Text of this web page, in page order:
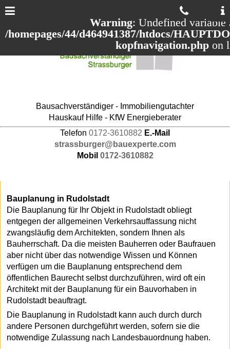
Warning: Undefined variable
/homepages/44/d464941387/htdocs/
kopfnavigation.php on
Bausachverständiger - Immobiliengutachter
Hauskauf Hilfe - KfW Energieberater
Telefon 0172-3610882 E.-Mail
strassburger@bauexperte.com
Mobil 0172-3610882
Bauplanung in Rudolstadt
Die Bauplanung für Ihr Objekt in Rudolstadt obliegt
entgegen der allgemeinen Verkehrsauffassung nicht
zwangsläufig dem Architekten, sondern Ihnen als
Bauherrschaft. Da die meisten Bauherren oder Baufrauen
aber nicht über das notwendige Wissen und Können
verfügen um die Bauplanung entsprechend dem
öffentlichen Baurecht selbst durchzuführen, wird oft ein
Architekt mit der Bauplanung für ein Bauvorhaben in
Rudolstadt beauftragt.
Die Bauplanung in Rudolstadt kann auch durch durch
andere Personen durchgeführt werden, sofern sie die
notwendige Zulassung nach Landesbauordnung haben.